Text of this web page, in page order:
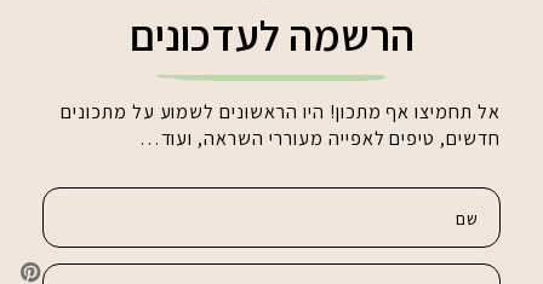
הרשמה לעדכונים
אל תחמיצו אף מתכון! היו הראשונים לשמוע על מתכונים
חדשים, טיפים לאפייה מעוררי השראה, ועוד…